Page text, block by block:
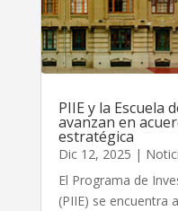
PIIE y la Escuela
avanzan en
estratégica
Dic 12, 2025 |
El Programa de
(PIIE) se encuentra